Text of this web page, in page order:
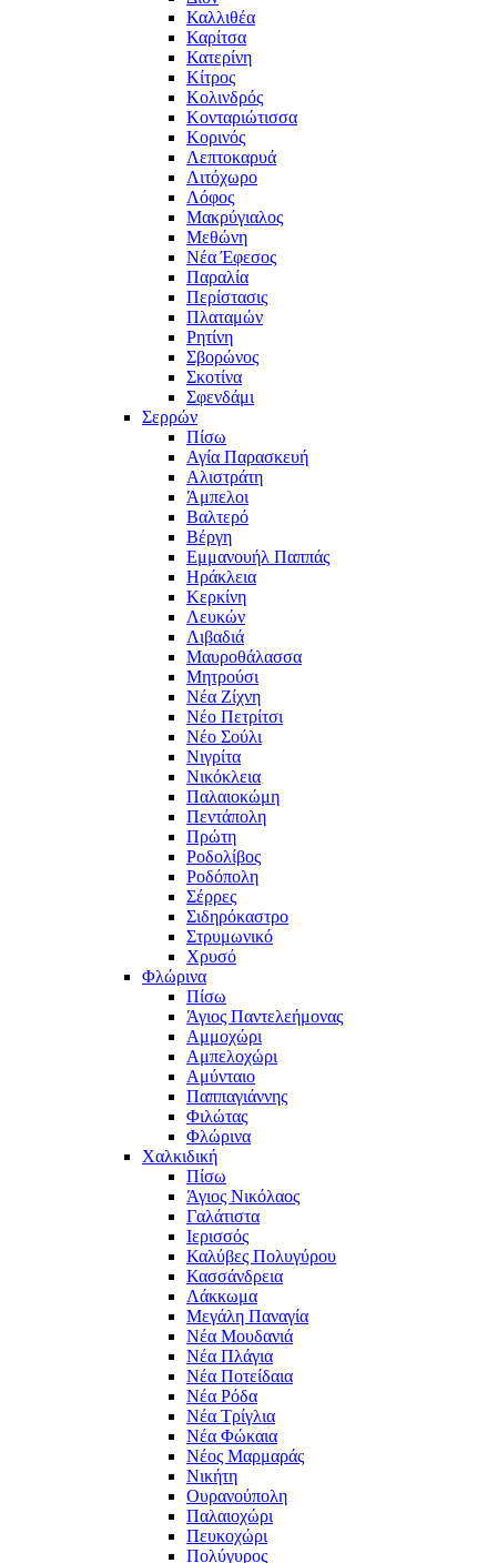
Καλλιθέα
Καρίτσα
Κατερίνη
Κίτρος
Κολινδρός
Κονταριώτισσα
Κορινός
Λεπτοκαρυά
Λιτόχωρο
Λόφος
Μακρύγιαλος
Μεθώνη
Νέα Έφεσος
Παραλία
Περίστασις
Πλαταμών
Ρητίνη
Σβορώνος
Σκοτίνα
Σφενδάμι
Σερρών
Πίσω
Αγία Παρασκευή
Αλιστράτη
Άμπελοι
Βαλτερό
Βέργη
Εμμανουήλ Παππάς
Ηράκλεια
Κερκίνη
Λευκών
Λιβαδιά
Μαυροθάλασσα
Μητρούσι
Νέα Ζίχνη
Νέο Πετρίτσι
Νέο Σούλι
Νιγρίτα
Νικόκλεια
Παλαιοκώμη
Πεντάπολη
Πρώτη
Ροδολίβος
Ροδόπολη
Σέρρες
Σιδηρόκαστρο
Στρυμωνικό
Χρυσό
Φλώρινα
Πίσω
Άγιος Παντελεήμονας
Αμμοχώρι
Αμπελοχώρι
Αμύνταιο
Παππαγιάννης
Φιλώτας
Φλώρινα
Χαλκιδική
Πίσω
Άγιος Νικόλαος
Γαλάτιστα
Ιερισσός
Καλύβες Πολυγύρου
Κασσάνδρεια
Λάκκωμα
Μεγάλη Παναγία
Νέα Μουδανιά
Νέα Πλάγια
Νέα Ποτείδαια
Νέα Ρόδα
Νέα Τρίγλια
Νέα Φώκαια
Νέος Μαρμαράς
Νικήτη
Ουρανούπολη
Παλαιοχώρι
Πευκοχώρι
Πολύγυρος